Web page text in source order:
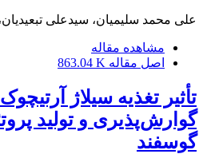
علی محمد سلیمیان، سیدعلی
مشاهده مقاله
اصل مقاله 863.04 K
تأثیر تغذیه سیلاژ
گوارش‌پذیری و تولید
گوسفند